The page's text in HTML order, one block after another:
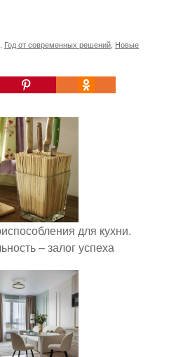
Год от современных решений Новые
для кухни.
– залог успеха